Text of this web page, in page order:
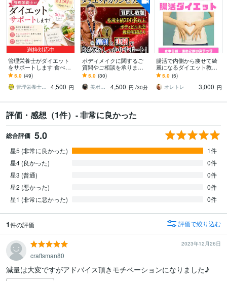
満枠対応中
管理栄養士がダイエット
をサポートします 食べな
がら続ける、管理栄養士
の30日サポート
5.0 (49)
管理栄養士あさ
4,500 円
ボディメイクに関するご
質問やご相談を承ります
ボディメイクについての
ご質問やご相談、お悩み
をお伺いします
5.0 (30)
美ボディ製作所【筋トレ・食事】
4,500 円 /30分
腸活で内側から痩せて綺
麗になるダイエット教え
ます 腸内環境を整えて痩
せる食事と軽い運動で体
重を落としましょう。
5.0 (5)
オレトレ
3,000 円
評価・感想（1件）- 非常に良かった
総合評価 5.0
星5 (非常に良かった)
1件
星4 (良かった)
0件
星3 (普通)
0件
星2 (悪かった)
0件
星1 (非常に悪かった)
0件
1件の評価 評価で絞り込む
2023年12月26日
craftsman80